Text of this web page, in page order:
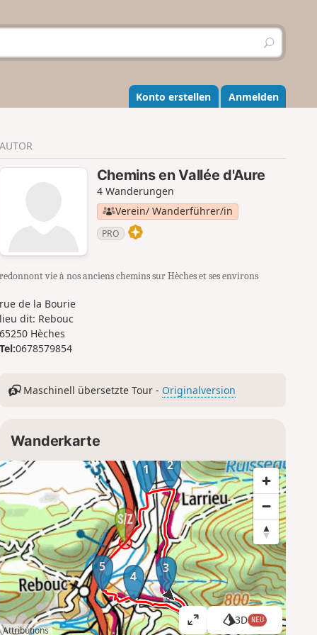
S
u
h
e
n
Konto erstellen Anmelden
AUTOR
Chemins en Vallée d'Aure
4 Wanderungen
Verein/ Wanderführer/in
PRO
redonnont vie à nos anciens chemins sur Hèches et ses environs
rue de la Bourie
lieu dit: Rebouc
65250 Hèches
Tel:0678579854
Maschinell übersetzte Tour - Originalversion
Wanderkarte
1 2
3
4
5
Attributions
K
3D NEU